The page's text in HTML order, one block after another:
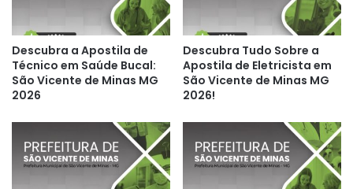
Descubra a Apostila de
Técnico em Saúde Bucal:
São Vicente de Minas MG
2026
Descubra Tudo Sobre a
Apostila de Eletricista em
São Vicente de Minas MG
2026!